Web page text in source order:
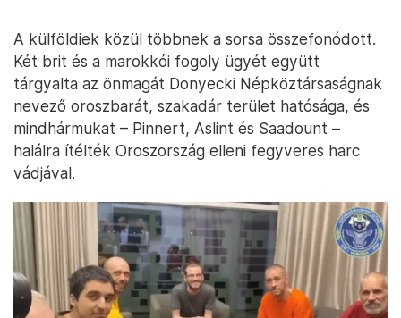
A külföldiek közül többnek a sorsa összefonódott.
Két brit és a marokkói fogoly ügyét együtt
tárgyalta az önmagát Donyecki Népköztársaságnak
nevező oroszbarát, szakadár terület hatósága, és
mindhármukat – Pinnert, Aslint és Saadount –
halálra ítélték Oroszország elleni fegyveres harc
vádjával.